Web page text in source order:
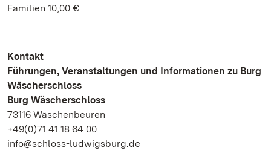
Familien 10,00 €
Kontakt
Führungen, Veranstaltungen und Informationen zu Burg
Wäscherschloss
Burg Wäscherschloss
73116 Wäschenbeuren
+49(0)71 41.18 64 00
info@schloss-ludwigsburg.de